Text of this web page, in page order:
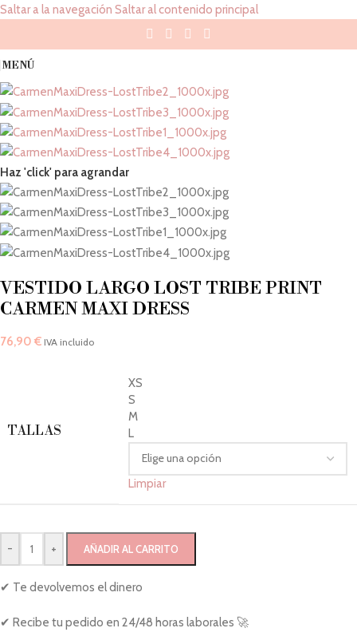
Saltar a la navegación Saltar al contenido principal
MENÚ
Haz 'click' para agrandar
VESTIDO LARGO LOST TRIBE PRINT
CARMEN MAXI DRESS
76,90 € IVA incluido
TALLAS
XS
S
M
L
Limpiar
- + AÑADIR AL CARRITO
✔ Te devolvemos el dinero
✔ Recibe tu pedido en 24/48 horas laborales 🚀